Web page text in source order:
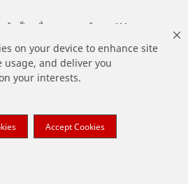
on your device to enhance site
usage, and deliver you
your interests.
Accept Cookies
งต้นเป็นเครื่องหมายการค้าของ 3M